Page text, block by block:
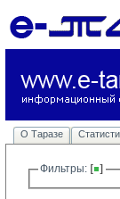
О Таразе
Фильтры: